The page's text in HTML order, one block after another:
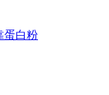
蛋白粉